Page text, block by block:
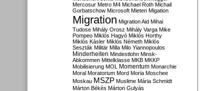
Mercosur Metro M4 Michael Roth Michail
Gorbatschow Microsoft Mieten Migation
Migration Migration Aid Mihai
Tudose Mihály Orosz Mihály Varga Mike
Pompeo Miklós Hagyó Miklós Horthy
Miklós Kásler Miklós Németh Miklós
Seszták Militär Milla Milo Yiannopoulos
Minderheiten Mindestlohn Minsk-
Abkommen Mittelklasse MKB MKKP
Mobilisierung MOL Momentum Monarchie
Moral Moratorium Mord Moria Moschee
Moskau MSZP Muslime Mária Schmidt
Márton Békés Márton Gulyás